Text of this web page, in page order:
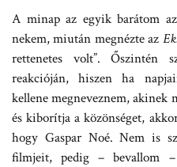
A minap az egyik barátom
nekem, miután megnézte az
rettenetes volt”. Őszintén
reakcióján, hiszen ha
kellene megneveznem, akinek
és kiborítja a közönséget,
hogy Gaspar Noé. Nem is
filmjeit, pedig – bevallom